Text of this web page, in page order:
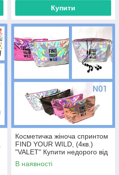
Купити
Косметичка жіноча спринтом
FIND YOUR WILD, (4кв.)
"VALET" Купити недорого від
прямого постачальника
В наявності